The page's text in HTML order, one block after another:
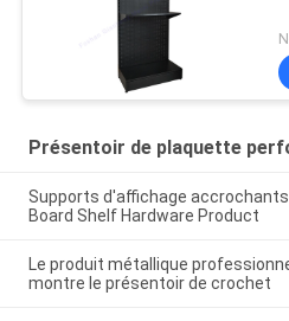
Présentoir de plaquette
Supports d'affichage
Board Shelf Hardware Product
Le produit métallique
montre le présentoir de crochet